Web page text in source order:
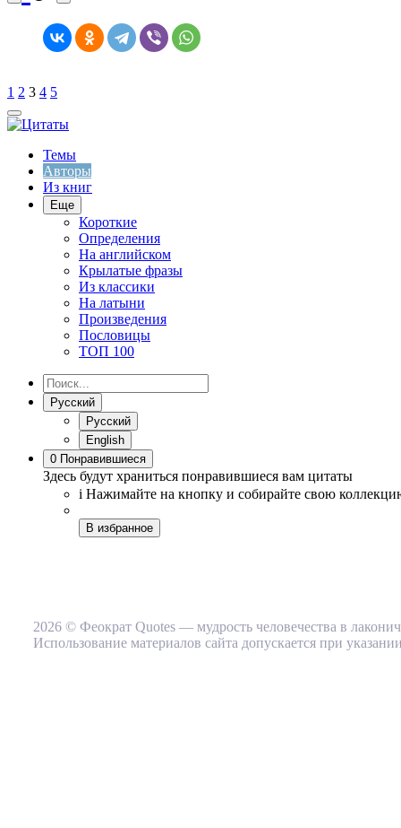
1 2 3 4 5
Темы
Авторы
Из книг
Еще
Короткие
Определения
На английском
Крылатые фразы
Из классики
На латыни
Произведения
Пословицы
ТОП 100
Русский
Русский
English
0 Понравившиеся
Здесь будут храниться понравившиеся вам цитаты
i Нажимайте на кнопку и собирайте свою
В избранное
2026 © Феократ Quotes — мудрость человечества в
Использование материалов сайта допускается при